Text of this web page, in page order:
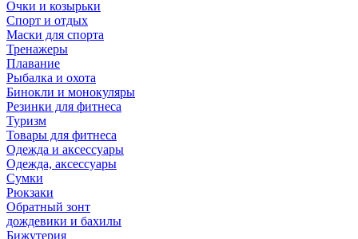
Очки и козырьки
Спорт и отдых
Маски для спорта
Тренажеры
Плавание
Рыбалка и охота
Бинокли и монокуляры
Резинки для фитнеса
Туризм
Товары для фитнеса
Одежда и аксессуары
Одежда, аксессуары
Сумки
Рюкзаки
Обратный зонт
дождевики и бахилы
Бижутерия